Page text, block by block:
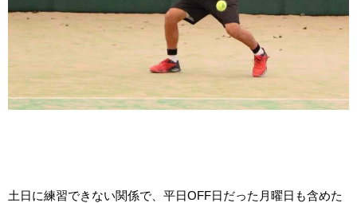
土日に練習できない関係で、平日OFF日だった月曜日も含めた